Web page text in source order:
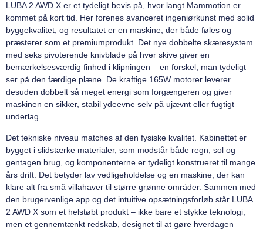
LUBA 2 AWD X er et tydeligt bevis på, hvor langt Mammotion er
kommet på kort tid. Her forenes avanceret ingeniørkunst med solid
byggekvalitet, og resultatet er en maskine, der både føles og
præsterer som et premiumprodukt. Det nye dobbelte skæresystem
med seks pivoterende knivblade på hver skive giver en
bemærkelsesværdig finhed i klipningen – en forskel, man tydeligt
ser på den færdige plæne. De kraftige 165W motorer leverer
desuden dobbelt så meget energi som forgængeren og giver
maskinen en sikker, stabil ydeevne selv på ujævnt eller fugtigt
underlag.
Det tekniske niveau matches af den fysiske kvalitet. Kabinettet er
bygget i slidstærke materialer, som modstår både regn, sol og
gentagen brug, og komponenterne er tydeligt konstrueret til mange
års drift. Det betyder lav vedligeholdelse og en maskine, der kan
klare alt fra små villahaver til større grønne områder. Sammen med
den brugervenlige app og det intuitive opsætningsforløb står LUBA
2 AWD X som et helstøbt produkt – ikke bare et stykke teknologi,
men et gennemtænkt redskab, designet til at gøre hverdagen